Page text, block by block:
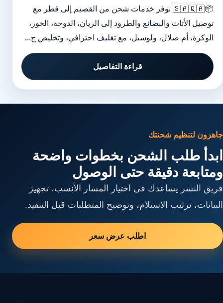
📦🇸🇦🇶🇦 نوفر خدمات شحن من القصيم إلى قطر مع
توصيل الأثاث والبضائع والطرود إلى الريان، الدوحة، الخور،
الوكرة، أم صلال، ولوسيل، مع تغليف احترافي، وتخليص ج...
قراءة التفاصيل
جاهزون لتنظيم شحنتك
ابدأ طلب الشحن بخطوات واضحة
ومتابعة دقيقة حتى الوصول
فريق النسر يساعدك في اختيار المسار الأنسب، تجهيز
البيانات، ترتيب الاستلام، وتوضيح المتطلبات قبل التنفيذ.
اطلب عرض سعر